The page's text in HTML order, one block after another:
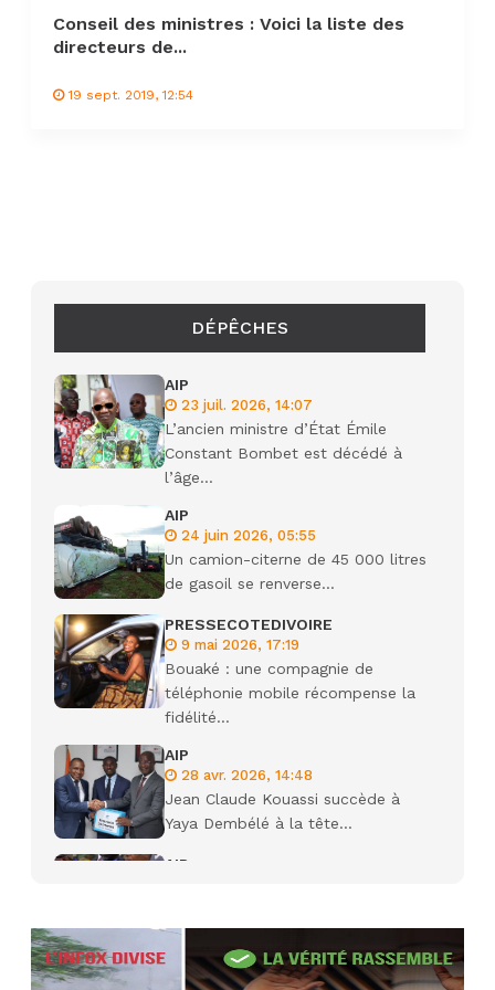
Conseil des ministres : Voici la liste des
directeurs de...
19 sept. 2019, 12:54
DÉPÊCHES
AIP
23 juil. 2026, 14:07
L’ancien ministre d’État Émile
Constant Bombet est décédé à
l’âge...
AIP
24 juin 2026, 05:55
Un camion-citerne de 45 000 litres
de gasoil se renverse...
PRESSECOTEDIVOIRE
9 mai 2026, 17:19
Bouaké : une compagnie de
téléphonie mobile récompense la
fidélité...
AIP
28 avr. 2026, 14:48
Jean Claude Kouassi succède à
Yaya Dembélé à la tête...
AIP
Camara tué lors d’attaques...